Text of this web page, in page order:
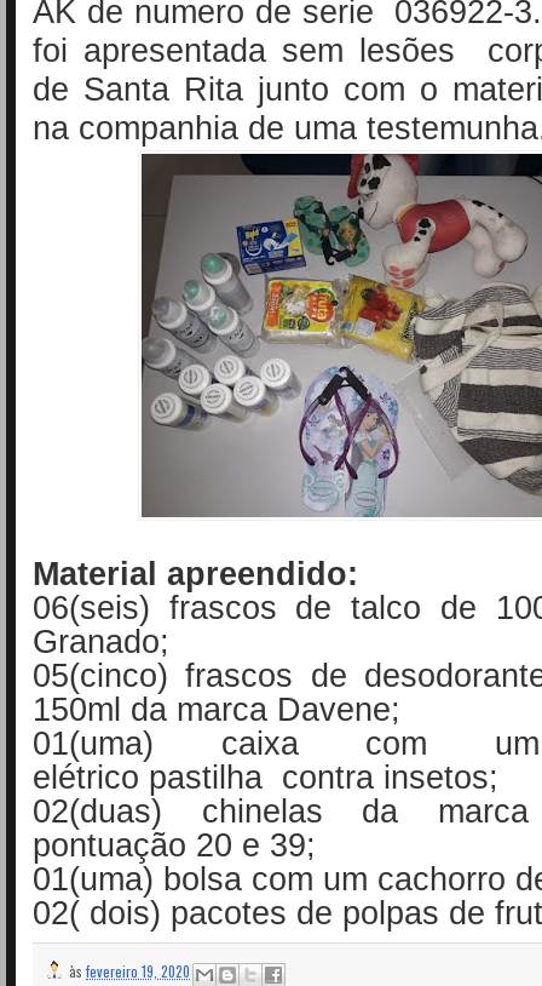
AK de numero de serie 036922-
foi apresentada sem lesões
de Santa Rita junto com o
na companhia de uma
Material apreendido:
06(seis) frascos de talco de
Granado;
05(cinco) frascos de
150ml da marca Davene;
01(uma) caixa com um
elétrico pastilha contra insetos;
02(duas) chinelas da marca
pontuação 20 e 39;
01(uma) bolsa com um cachorro
02( dois) pacotes de polpas de
às fevereiro 19, 2020